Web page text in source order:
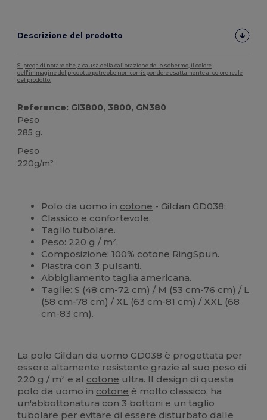
Descrizione del prodotto
Si prega di notare che, a causa della calibrazione dello schermo, il colore
dell'immagine del prodotto potrebbe non corrispondere esattamente al colore reale
del prodotto.
Reference: GI3800, 3800, GN380
Peso
285 g.
Peso
220g/m²
Polo da uomo in cotone - Gildan GD038:
Classico e confortevole.
Taglio tubolare.
Peso: 220 g / m².
Composizione: 100% cotone RingSpun.
Piastra con 3 pulsanti.
Abbigliamento taglia americana.
Taglie: S (48 cm-72 cm) / M (53 cm-76 cm) / L
(58 cm-78 cm) / XL (63 cm-81 cm) / XXL (68
cm-83 cm).
La polo Gildan da uomo GD038 è progettata per
essere altamente resistente grazie al suo peso di
220 g / m² e al cotone ultra. Il design di questa
polo da uomo in cotone è molto classico, ha
un'abbottonatura con 3 bottoni e un taglio
tubolare per evitare di essere disturbato dalle